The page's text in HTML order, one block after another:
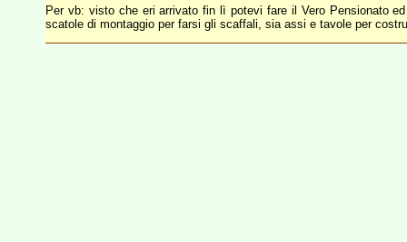
Per vb: visto che eri arrivato fin lì potevi fare il Vero Pensionato
scatole di montaggio per farsi gli scaffali, sia assi e tavole per